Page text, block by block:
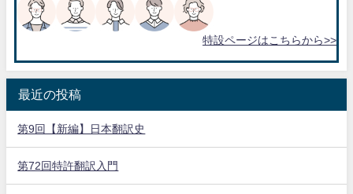
特設ページはこちらから>>
最近の投稿
第9回【新編】日本翻訳史
第72回特許翻訳入門